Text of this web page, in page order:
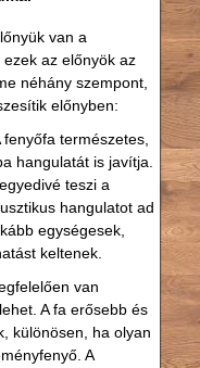
van a
az előnyök az
néhány szempont,
előnyben:
fenyőfa természetes,
hangulatát is javítja.
teszi a
hangulatot ad
egységesek,
keltenek.
van
A fa erősebb és
különösen, ha olyan
A